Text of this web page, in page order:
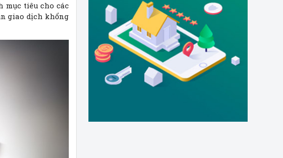
mục tiêu cho các
giao dịch khổng